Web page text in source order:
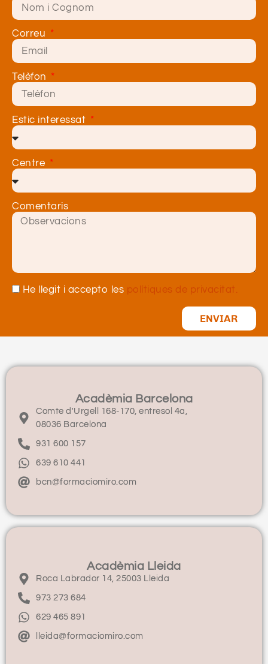
Correu
Telèfon
Estic interessat
Centre
Comentaris
He llegit i accepto les polítiques de privacitat.
ENVIAR
Acadèmia Barcelona
Comte d'Urgell 168-170, entresol 4a,
08036 Barcelona
931 600 157
639 610 441
bcn@formaciomiro.com
Acadèmia Lleida
Roca Labrador 14, 25003 Lleida
973 273 684
629 465 891
lleida@formaciomiro.com